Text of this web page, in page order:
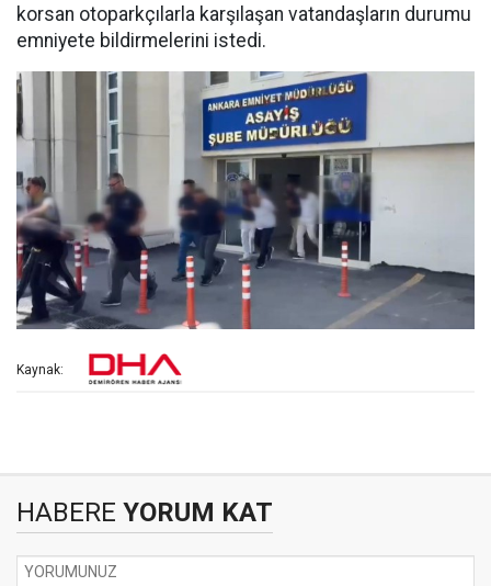
korsan otoparkçılarla karşılaşan vatandaşların durumu
emniyete bildirmelerini istedi.
Kaynak:
HABERE YORUM KAT